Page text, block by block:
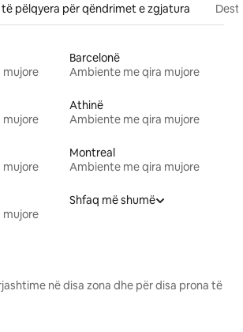
pëlqyera për qëndrimet e zgjatura
mujore
Barcelonë
Ambiente me qira mujore
mujore
Athinë
Ambiente me qira mujore
mujore
Montreal
Ambiente me qira mujore
mujore
Shfaq më shumë
në disa zona dhe për disa prona të